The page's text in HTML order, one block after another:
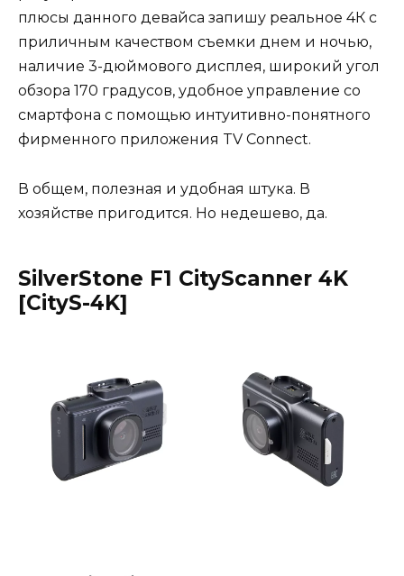
плюсы данного девайса запишу реальное 4К с
приличным качеством съемки днем и ночью,
наличие 3-дюймового дисплея, широкий угол
обзора 170 градусов, удобное управление со
смартфона с помощью интуитивно-понятного
фирменного приложения TV Connect.
В общем, полезная и удобная штука. В
хозяйстве пригодится. Но недешево, да.
SilverStone F1 CityScanner 4K
[CityS-4K]